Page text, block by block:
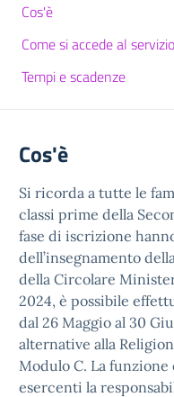
Cos'è
Come si accede al servizio
Tempi e scadenze
Cos'è
Si ricorda a tutte le
classi prime della
fase di iscrizione
dell’insegnamento
della Circolare
2024, è possibile
dal 26 Maggio al 30
alternative alla
Modulo C. La
esercenti la